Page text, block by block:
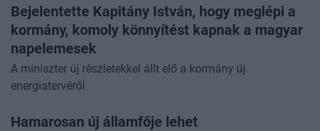
Bejelentette Kapitány István, hogy meglépi a
kormány, komoly könnyítést kapnak a magyar
napelemesek
A miniszter új részletekkel állt elő a kormány új
energiatervéről.
Hamarosan új államfője lehet